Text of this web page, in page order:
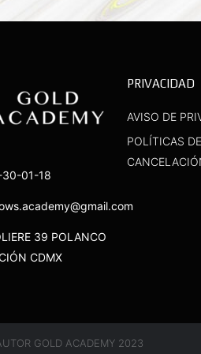
01-18
39 POLANCO
CDMX
PRIVACIDAD
AVISO DE
POLÍTICAS DE
GOLD ACADEMY 2023